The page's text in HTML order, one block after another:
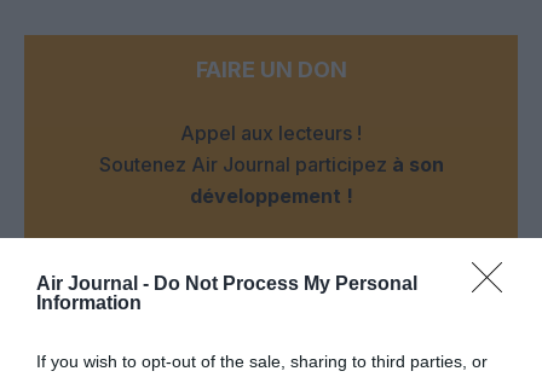
Air Journal - Do Not Process My Personal
Information
If you wish to opt-out of the sale, sharing to third parties, or
FAIRE UN DON
Appel aux lecteurs !
Soutenez Air Journal participez à son
développement !
NOUS SOUTENIR